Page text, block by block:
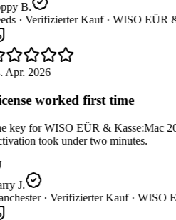
B.
· Verifizierter Kauf · WISO EÜR
Apr. 2026
worked first time
key for WISO EÜR & Kasse:Mac
took under two minutes.
J.
· Verifizierter Kauf · WISO